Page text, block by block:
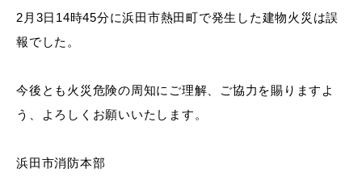
産業・ビジネス
教育・文化・スポーツ
2月3日14時45分に浜田市熱田町で発生した建物火災は誤
報でした。
今後とも火災危険の周知にご理解、ご協力を賜りますよ
う、よろしくお願いいたします。
浜田市消防本部